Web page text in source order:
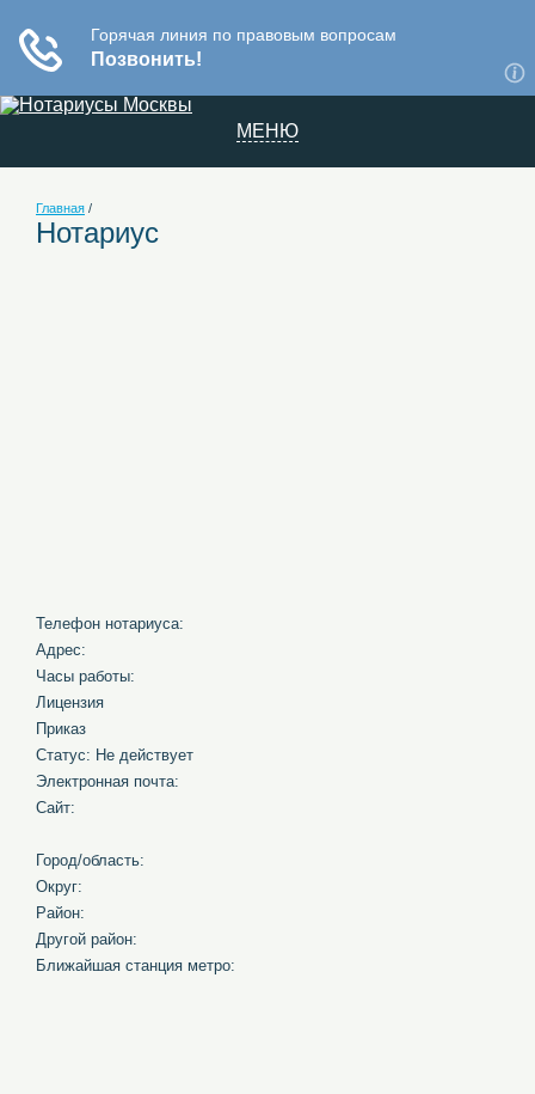
МЕНЮ
Главная /
Нотариус
Телефон нотариуса:
Адрес:
Часы работы:
Лицензия
Приказ
Статус: Не действует
Электронная почта:
Сайт:
Город/область:
Округ:
Район:
Другой район:
Ближайшая станция метро: